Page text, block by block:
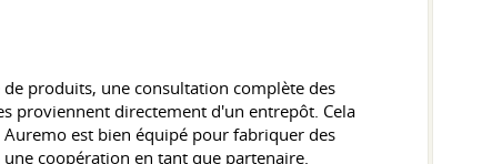
produits, une consultation complète des
proviennent directement d'un entrepôt. Cela
est bien équipé pour fabriquer des
coopération en tant que partenaire.